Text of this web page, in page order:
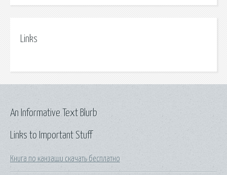
Links
Links to Important Stuff
Книга по канзаши скачать бесплатно
An Informative Text Blurb